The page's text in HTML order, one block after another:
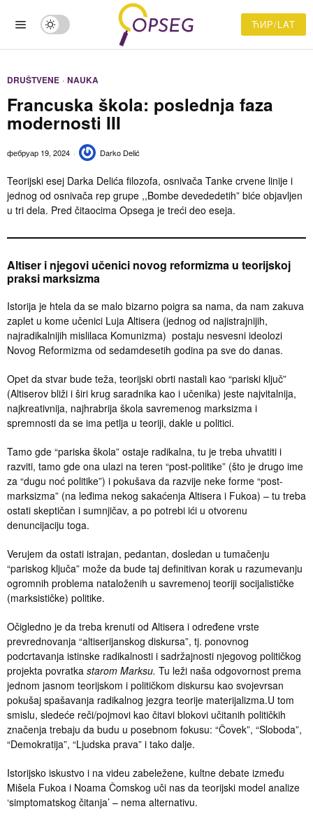
ЋИР/LAT
DRUŠTVENE · NAUKA
Francuska škola: poslednja faza
modernosti III
фебруар 19, 2024 Darko Delić
Teorijski esej Darka Delića filozofa, osnivača Tanke crvene linije i
jednog od osnivača rep grupe ,,Bombe devededetih” biće objavljen
u tri dela. Pred čitaocima Opsega je treći deo eseja.
Altiser i njegovi učenici novog reformizma u teorijskoj
praksi marksizma
Istorija je htela da se malo bizarno poigra sa nama, da nam zakuva
zaplet u kome učenici Luja Altisera (jednog od najistrajnijih,
najradikalnijih mislilaca Komunizma) postaju nesvesni ideolozi
Novog Reformizma od sedamdesetih godina pa sve do danas.
Opet da stvar bude teža, teorijski obrti nastali kao “pariski ključ”
(Altiserov bliži i širi krug saradnika kao i učenika) jeste najvitalnija,
najkreativnija, najhrabrija škola savremenog marksizma i
spremnosti da se ima petlja u teoriji, dakle u politici.
Tamo gde “pariska škola” ostaje radikalna, tu je treba uhvatiti i
razviti, tamo gde ona ulazi na teren “post-politike” (što je drugo ime
za “dugu noć politike”) i pokušava da razvije neke forme “post-
marksizma” (na leđima nekog sakaćenja Altisera i Fukoa) – tu treba
ostati skeptičan i sumnjičav, a po potrebi ići u otvorenu
denuncijaciju toga.
Verujem da ostati istrajan, pedantan, dosledan u tumačenju
“pariskog ključa” može da bude taj definitivan korak u razumevanju
ogromnih problema nataloženih u savremenoj teoriji socijalističke
(marksističke) politike.
Očigledno je da treba krenuti od Altisera i određene vrste
prevrednovanja “altiserijanskog diskursa”, tj. ponovnog
podcrtavanja istinske radikalnosti i sadržajnosti njegovog političkog
projekta povratka starom Marksu. Tu leži naša odgovornost prema
jednom jasnom teorijskom i političkom diskursu kao svojevrsan
pokušaj spašavanja radikalnog jezgra teorije materijalizma.U tom
smislu, sledeće reči/pojmovi kao čitavi blokovi učitanih političkih
značenja trebaju da budu u posebnom fokusu: “Čovek”, “Sloboda”,
“Demokratija”, “Ljudska prava” i tako dalje.
Istorijsko iskustvo i na videu zabeležene, kultne debate između
Mišela Fukoa i Noama Čomskog uči nas da teorijski model analize
‘simptomatskog čitanja’ – nema alternativu.